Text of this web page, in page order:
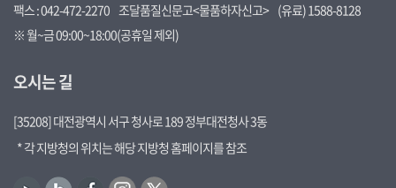
팩스 : 042-472-2270 조달품질신문고<물품하자신고> (유료) 1588-8128
※ 월~금 09:00~18:00(공휴일 제외)
오시는 길
[35208] 대전광역시 서구 청사로 189 정부대전청사 3동
* 각 지방청의 위치는 해당 지방청 홈페이지를 참조